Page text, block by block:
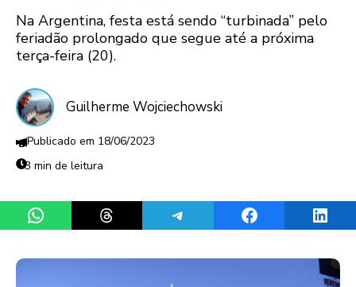
Na Argentina, festa está sendo “turbinada” pelo
feriadão prolongado que segue até a próxima
terça-feira (20).
Guilherme Wojciechowski
18/06/2023
3 min de leitura
Share on WhatsAppShare on ThreadsShare on TelegramShare on Facebook